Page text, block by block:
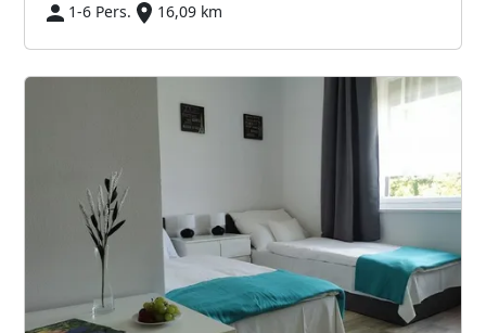
1-6 Pers.
16,09 km